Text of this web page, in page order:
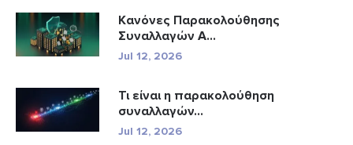
Κανόνες Παρακολούθησης
Συναλλαγών A...
Jul 12, 2026
Τι είναι η παρακολούθηση
συναλλαγών...
Jul 12, 2026